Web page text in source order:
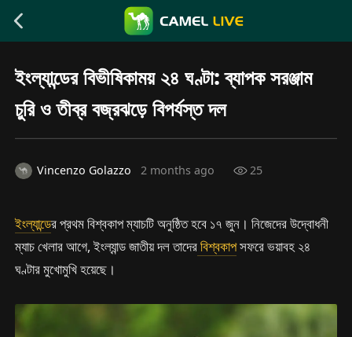
ইংল্যান্ডের বিভীষিকাময় ২৪ ঘণ্টা: ব্যাপক সরঞ্জাম
চুরি ও তীব্র বজ্রঝড়ে বিপর্যস্ত দল
Vincenzo Golazzo 2 months ago 25
ইংল্যান্ডের প্রথম বিশ্বকাপ ম্যাচটি অনুষ্ঠিত হবে ১৭ জুন। নিজেদের উদ্বোধনী
ম্যাচ খেলার আগে, ইংল্যান্ড জাতীয় দল তাদেরবিশ্বকাপসফরে ভয়াবহ ২৪
ঘণ্টার মুখোমুখি হয়েছে।